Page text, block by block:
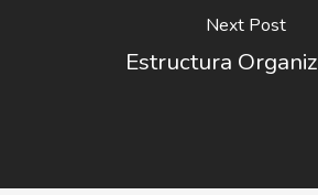
Next Post
Estructura